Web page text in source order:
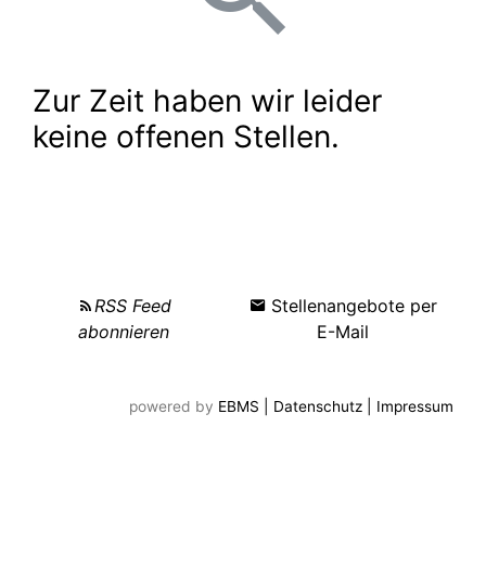
powered by EBMS | Datenschutz | Impressum